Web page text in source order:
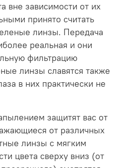
вне зависимости от их
принято считать
линзы. Передача
реальная и они
фильтрацию
линзы славятся также
в них практически не
защитят вас от
от различных
линзы с мягким
цвета сверху вниз (от